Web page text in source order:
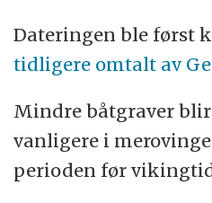
Dateringen ble først
tidligere omtalt av
Mindre båtgraver
vanligere i
perioden før